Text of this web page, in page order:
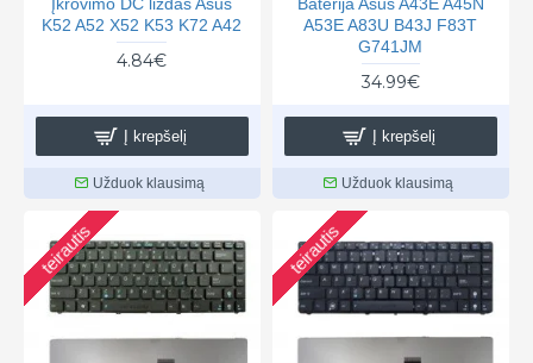
K52 A52 X52 K53 K72 A42
4.84€
Į krepšelį
Užduok klausimą
A53E A83U B43J F83T
G741JM
34.99€
Į krepšelį
Užduok klausimą
teirautis teirautis